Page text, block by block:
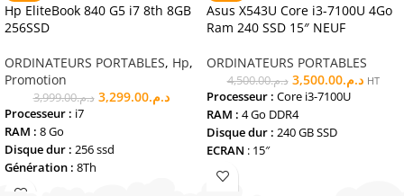
Hp EliteBook 840 G5 i7 8th 8GB
256SSD
ORDINATEURS PORTABLES, Hp,
Promotion
د.م.3,999.00 د.م.3,299.00
Processeur : i7
RAM : 8 Go
Disque dur : 256 ssd
Génération : 8Th
Ecran
Asus X543U Core i3-7100U 4Go
Ram 240 SSD 15″ NEUF
ORDINATEURS PORTABLES
د.م.4,500.00 د.م.3,500.00 HT
Processeur : Core i3-7100U
RAM : 4 Go DDR4
Disque dur : 240 GB SSD
ECRAN : 15″
GARANTIE
LIVRAISON :